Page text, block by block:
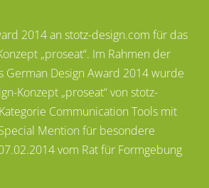
2014 an stotz-design.com für das
„proseat“. Im Rahmen der
German Design Award 2014 wurde
Konzept „proseat“ von stotz-
Communication Tools mit
Mention für besondere
vom Rat für Formgebung